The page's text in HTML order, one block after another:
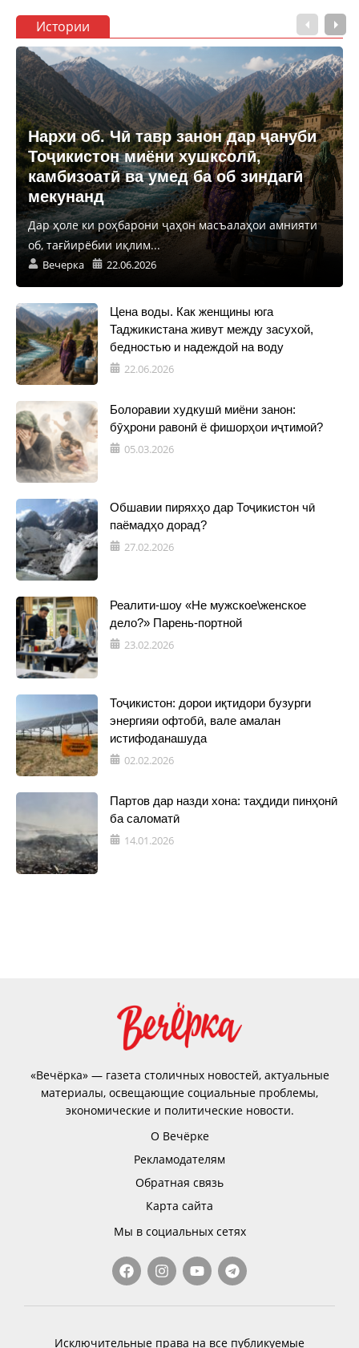
Истории
Нархи об. Чӣ тавр занон дар ҷануби
Тоҷикистон миёни хушксолӣ,
камбизоатӣ ва умед ба об зиндагӣ
мекунанд
Дар ҳоле ки роҳбарони ҷаҳон масъалаҳои амнияти
об, тағйирёбии иқлим...
Вечерка 22.06.2026
Цена воды. Как женщины юга
Таджикистана живут между засухой,
бедностью и надеждой на воду
22.06.2026
Болоравии худкушӣ миёни занон:
бӯҳрони равонӣ ё фишорҳои иҷтимоӣ?
05.03.2026
Обшавии пиряхҳо дар Тоҷикистон чӣ
паёмадҳо дорад?
27.02.2026
Реалити-шоу «Не мужское\женское
дело?» Парень-портной
23.02.2026
Тоҷикистон: дорои иқтидори бузурги
энергияи офтобӣ, вале амалан
истифоданашуда
02.02.2026
Партов дар назди хона: таҳдиди пинҳонӣ
ба саломатӣ
14.01.2026
«Вечёрка» — газета столичных новостей, актуальные
материалы, освещающие социальные проблемы,
экономические и политические новости.
О Вечёрке
Рекламодателям
Обратная связь
Карта сайта
Мы в социальных сетях
Исключительные права на все публикуемые